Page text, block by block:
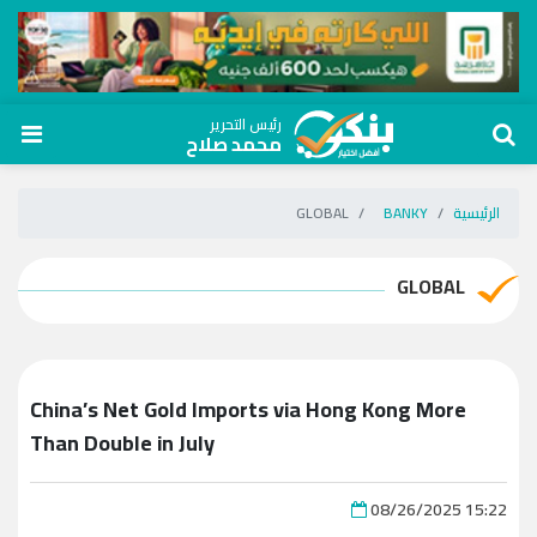
رئيس التحرير
محمد صلاح
الرئيسية BANKY
GLOBAL
GLOBAL
China’s Net Gold Imports via Hong Kong More
Than Double in July
08/26/2025 15:22